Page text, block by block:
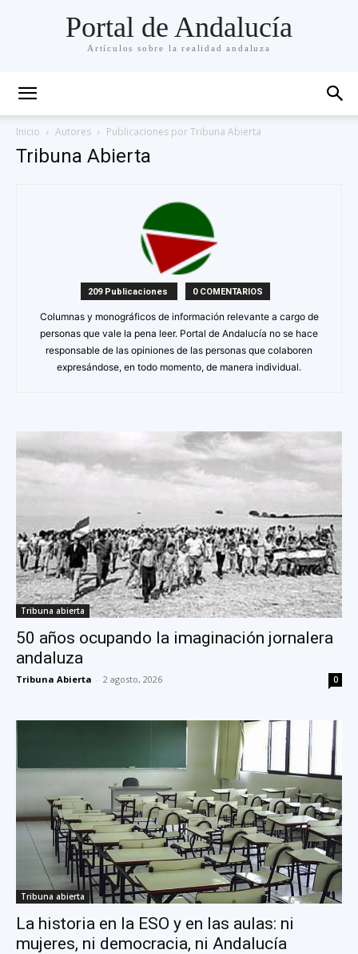
Portal de Andalucía
Artículos sobre la realidad andaluza
Inicio Autores Publicaciones por Tribuna Abierta
Tribuna Abierta
209 Publicaciones 0 COMENTARIOS
Columnas y monográficos de información relevante a cargo de
personas que vale la pena leer. Portal de Andalucía no se hace
responsable de las opiniones de las personas que colaboren
expresándose, en todo momento, de manera individual.
Tribuna abierta
50 años ocupando la imaginación jornalera
andaluza
Tribuna Abierta - 2 agosto, 2026 0
Tribuna abierta
La historia en la ESO y en las aulas: ni
mujeres, ni democracia, ni Andalucía